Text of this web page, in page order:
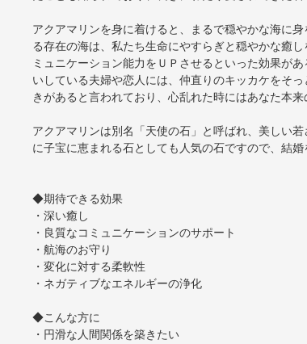
アクアマリンを身に着けると、まるで穏やかな海に
る存在の海は、私たち生命にやすらぎと穏やかな癒
ミュニケーション能力をＵＰさせるといった効果が
いしている夫婦や恋人には、仲直りのキッカケをそ
きがあると言われており、心乱れた時にはあなた本
アクアマリンは別名「天使の石」と呼ばれ、美しい
に子宝に恵まれる石としても人気の石ですので、結
◆期待できる効果
・深い癒し
・良質なコミュニケーションのサポート
・航海のお守り
・変化に対する柔軟性
・ネガティブなエネルギーの浄化
◆こんな方に
・円滑な人間関係を築きたい